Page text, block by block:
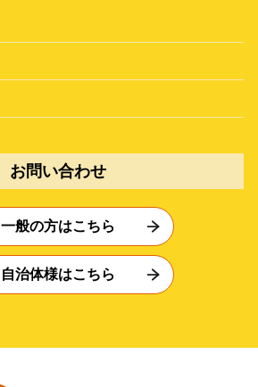
お問い合わせ
一般の方はこちら
自治体様はこちら